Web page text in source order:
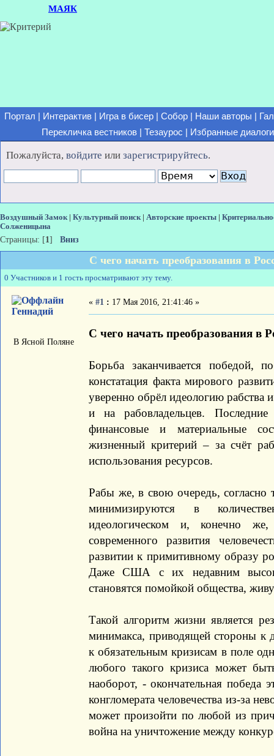
МАЯК
Портал Интерактив| Игра в бисер| Собор| Наши авторы
Перекличка вестников
Тезаурос Избранные диалоги
Пожалуйста, войдите или зарегистрируйтесь.
Воздушный Замок| Культурный поиск| Авторские проекты
Солженицына
Страницы: [1] Вниз
С чего начать преобразования в
0 Участников и 1 гость просматривают эту тему.
Геннадий
В Ясной Поляне
« #1 : 17 Мая 2016, 21:41:46 »
С чего начать преобразования
Борьба заканчивается победой,
констатация факта мирового
уверенно обрёл идеологию рабства
и на рабовладельцев.
финансовые и материальные
жизненный критерий – за счёт
использования ресурсов.
Рабы же, в свою очередь,
минимизируются в
идеологическом и, конечно же,
современного развития
развитии к примитивному образу
Даже США с их недавним
становятся помойкой общества,
Такой алгоритм жизни является
минимакса, приводящей стороны к
к обязательным кризисам в поле
любого такого кризиса может
наоборот, - окончательная победа
конгломерата человечества из-за
может произойти по любой из
война на уничтожение между